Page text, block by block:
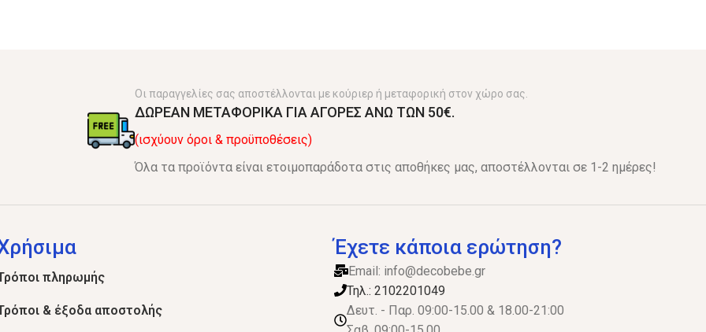
Οι παραγγελίες σας αποστέλλονται με κούριερ ή μεταφορική στον χώρο σας.
ΔΩΡΕΑΝ ΜΕΤΑΦΟΡΙΚΑ ΓΙΑ ΑΓΟΡΕΣ ΑΝΩ ΤΩΝ 50€.
(ισχύουν όροι & προϋποθέσεις)
Όλα τα προϊόντα είναι ετοιμοπαράδοτα στις αποθήκες μας, αποστέλλονται σε 1-2 ημέρες!
πληρωμής
& έξοδα αποστολής
Έχετε κάποια ερώτηση?
Email: info@decobebe.gr
Τηλ.: 2102201049
Δευτ. - Παρ. 09:00-15.00 & 18.00-21:00